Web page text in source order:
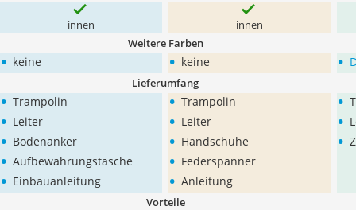
innen innen
Weitere Farben
• keine • keine •
Lieferumfang
• Trampolin
• Leiter
• Bodenanker
• Aufbewahrungstasche
• Einbauanleitung
• Trampolin
• Leiter
• Handschuhe
• Federspanner
• Anleitung
•
•
•
Vorteile